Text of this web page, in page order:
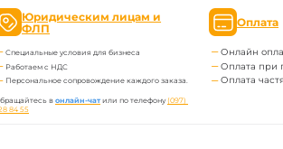
Юридическим лицам и
ФЛП
Специальные условия для бизнеса
Работаем с НДС
Персональное сопровождение каждого заказа.
вонлайн-чатили по телефону(097)
84 55
Оплата
Онлайн
Оплата при
Оплата